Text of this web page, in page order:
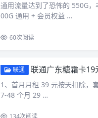
通用流量达到了恐怖的 550G
00G 通用 + 会员权益 …
60次阅读
联通 联通广东糖霜卡19
1、首月月租 39 元按天扣除，
7-48 个月 29 …
134次阅读